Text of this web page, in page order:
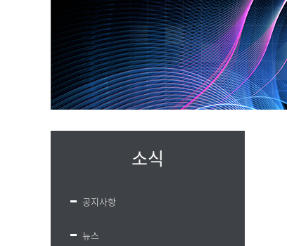
소식
공지사항
뉴스